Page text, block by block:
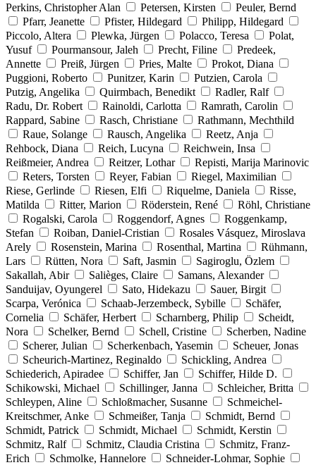
Perkins, Christopher Alan
Petersen, Kirsten
Peuler, Bernd
Pfarr, Jeanette
Pfister, Hildegard
Philipp, Hildegard
Piccolo, Altera
Plewka, Jürgen Polacco, Teresa
Polat,
Yusuf
Pourmansour, Jaleh Precht, Filine
Predeek,
Annette
Preiß, Jürgen Pries, Malte
Prokot, Diana
Puggioni, Roberto
Punitzer, Karin
Putzien, Carola
Putzig, Angelika
Quirmbach, Benedikt
Radler, Ralf
Radu, Dr. Robert
Rainoldi, Carlotta
Ramrath, Carolin
Rappard, Sabine
Rasch, Christiane
Rathmann, Mechthild
Raue, Solange
Rausch, Angelika
Reetz, Anja
Rehbock, Diana
Reich, Lucyna
Reichwein, Insa
Reißmeier, Andrea
Reitzer, Lothar
Repisti, Marija Marinovic
Reters, Torsten
Reyer, Fabian
Riegel, Maximilian
Riese, Gerlinde
Riesen, Elfi Riquelme, Daniela
Risse,
Matilda
Ritter, Marion Röderstein, René
Röhl, Christiane
Rogalski, Carola
Roggendorf, Agnes
Roggenkamp,
Stefan
Roiban, Daniel-Cristian
Rosales Vásquez, Miroslava
Arely
Rosenstein, Marina Rosenthal, Martina
Rühmann,
Lars
Rütten, Nora Saft, Jasmin
Sagiroglu, Özlem
Sakallah, Abir
Salièges, Claire
Samans, Alexander
Sanduijav, Oyungerel
Sato, Hidekazu
Sauer, Birgit
Scarpa, Verónica
Schaab-Jerzembeck, Sybille
Schäfer,
Cornelia
Schäfer, Herbert Scharnberg, Philip
Scheidt,
Nora
Schelker, Bernd Schell, Cristine
Scherben, Nadine
Scherer, Julian
Scherkenbach, Yasemin
Scheuer, Jonas
Scheurich-Martinez, Reginaldo
Schickling, Andrea
Schiederich, Apiradee
Schiffer, Jan
Schiffer, Hilde D.
Schikowski, Michael
Schillinger, Janna
Schleicher, Britta
Schleypen, Aline
Schloßmacher, Susanne
Schmeichel-
Kreitschmer, Anke
Schmeißer, Tanja
Schmidt, Bernd
Schmidt, Patrick
Schmidt, Michael
Schmidt, Kerstin
Schmitz, Ralf
Schmitz, Claudia Cristina
Schmitz, Franz-
Erich
Schmolke, Hannelore
Schneider-Lohmar, Sophie